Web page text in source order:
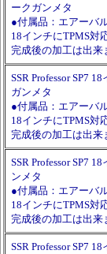
ークガンメタ
●付属品：エアーバ
18インチにTPMS対
完成後の加工は出来
SSR Professor SP7
ガンメタ
●付属品：エアーバ
18インチにTPMS対
完成後の加工は出来
SSR Professor SP7
ンメタ
●付属品：エアーバ
18インチにTPMS対
完成後の加工は出来
SSR Professor SP7